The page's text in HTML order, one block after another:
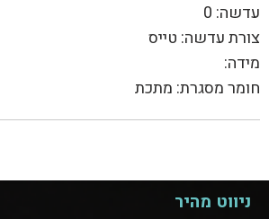
עדשה: 0
צורת עדשה: טייס
מידה:
חומר מסגרת: מתכת
ניווט מהיר